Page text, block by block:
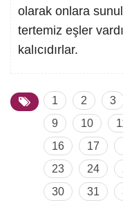
olarak onlara
tertemiz eşler
kalıcıdırlar.
1 2 3
9
10
16
17
23
24
30
31